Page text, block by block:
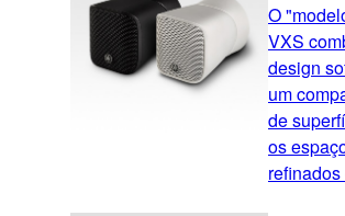
O
VXS
design
um
de
os